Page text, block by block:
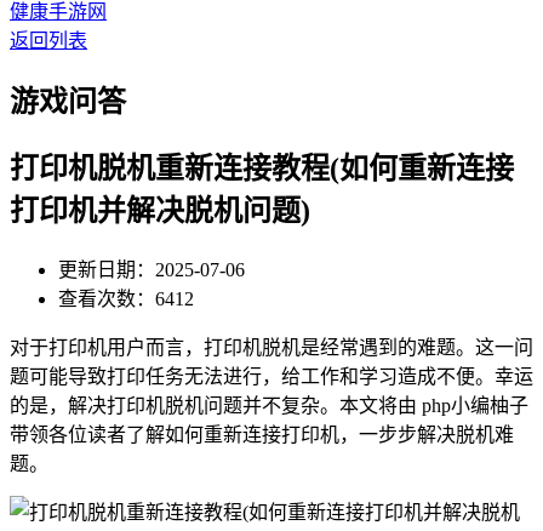
健康手游网
返回列表
游戏问答
打印机脱机重新连接教程(如何重新连接
打印机并解决脱机问题)
更新日期：2025-07-06
查看次数：6412
对于打印机用户而言，打印机脱机是经常遇到的难题。这一问
题可能导致打印任务无法进行，给工作和学习造成不便。幸运
的是，解决打印机脱机问题并不复杂。本文将由 php小编柚子
带领各位读者了解如何重新连接打印机，一步步解决脱机难
题。